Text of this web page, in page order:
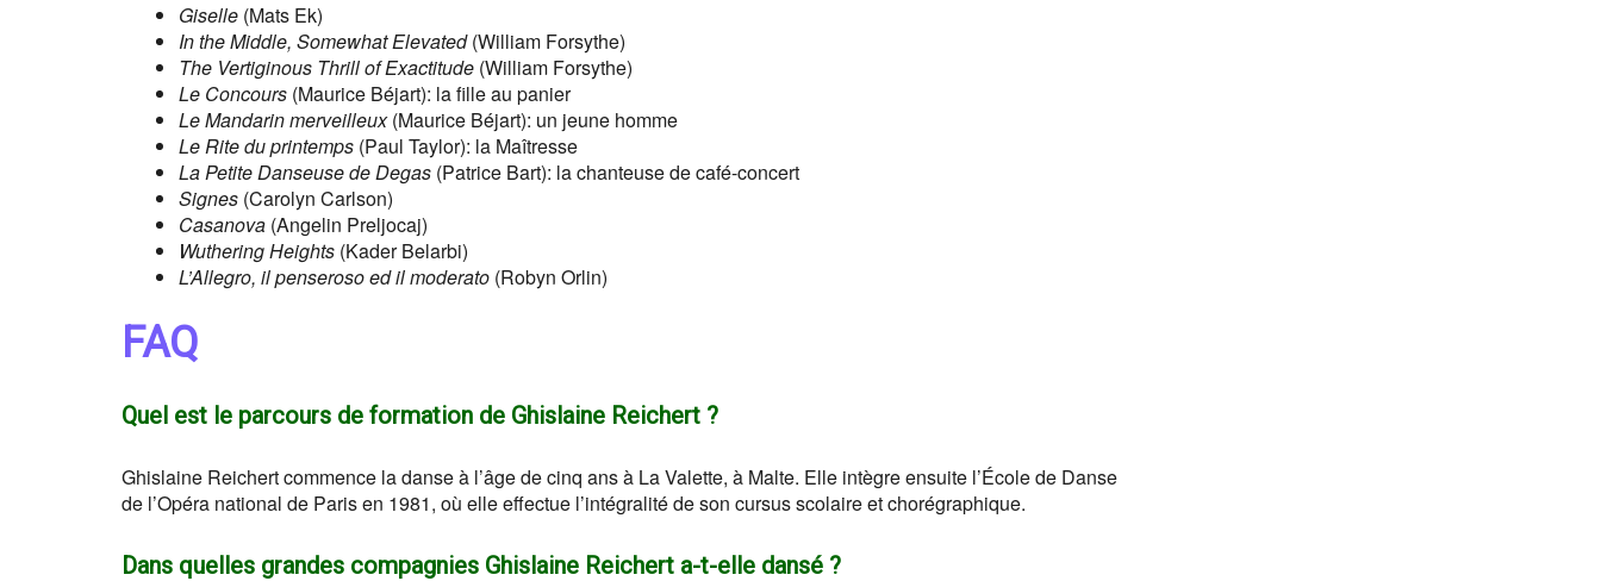
Giselle (Mats Ek)
In the Middle, Somewhat Elevated(William Forsythe)
The Vertiginous Thrill of Exactitude (William Forsythe)
Le Concours (Maurice Béjart): la fille au panier
Le Mandarin merveilleux(Maurice Béjart): un jeune homme
Le Rite du printemps (Paul Taylor): la Maîtresse
La Petite Danseuse de Degas (Patrice Bart): la chanteuse de café-concert
Signes (Carolyn Carlson)
Casanova (Angelin Preljocaj)
Wuthering Heights (Kader Belarbi)
L’Allegro, il penseroso ed il moderato (Robyn Orlin)
FAQ
Quel est le parcours de formation de Ghislaine Reichert ?
Ghislaine Reichert commence la danse à l’âge de cinq ans à La Valette, à Malte. Elle intègre ensuite l’École de Danse
de l’Opéra national de Paris en 1981, où elle effectue l’intégralité de son cursus scolaire et chorégraphique.
Dans quelles grandes compagnies Ghislaine Reichert a-t-elle dansé ?